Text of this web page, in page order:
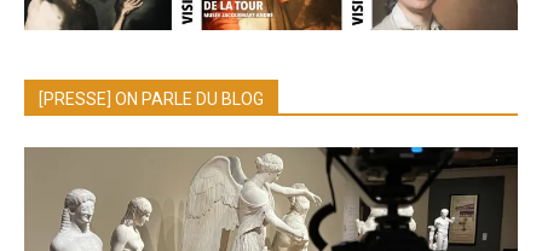
[PRESSE] ON PARLE DU BLOG